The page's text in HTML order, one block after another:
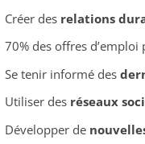
Créer des relations
70% des offres
Se tenir informé des
Utiliser des réseaux
Développer de